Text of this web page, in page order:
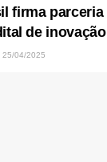
firma
de
25/04/2025